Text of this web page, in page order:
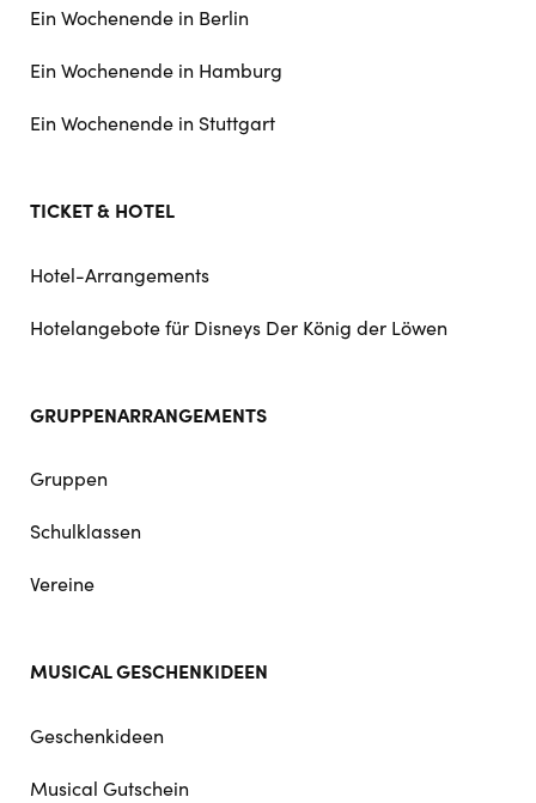
Ein Wochenende in Berlin
Ein Wochenende in Hamburg
Ein Wochenende in Stuttgart
TICKET & HOTEL
Hotel-Arrangements
Hotelangebote für Disneys Der König der Löwen
GRUPPENARRANGEMENTS
Gruppen
Schulklassen
Vereine
MUSICAL GESCHENKIDEEN
Geschenkideen
Musical Gutschein